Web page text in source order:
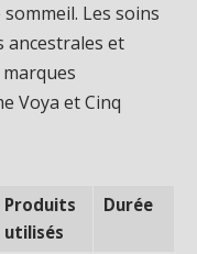
Les soins
ancestrales et
Voya et Cinq
Produits
utilisés
Durée